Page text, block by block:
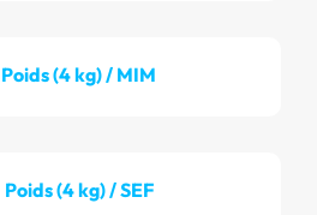
Poids (4 kg) / MIM
Poids (4 kg) / SEF